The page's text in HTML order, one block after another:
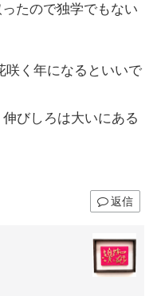
たので独学でもない
咲く年になるといいで
びしろは大いにある
返信